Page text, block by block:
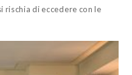
rischia di eccedere con le